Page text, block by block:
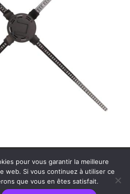
Cinéson
Plan de site
Mentions légales
pour vous garantir la meilleure
web. Si vous continuez à utiliser ce
que vous en êtes satisfait.